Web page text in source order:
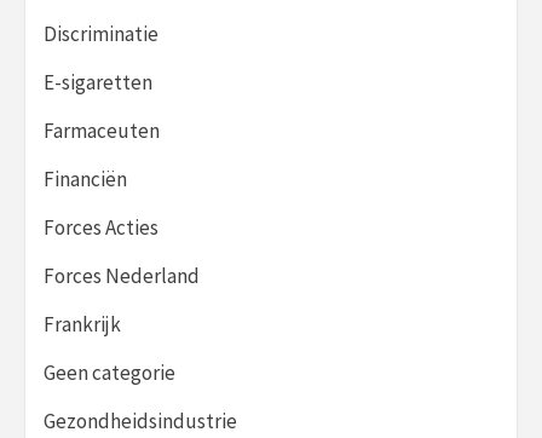
Discriminatie
E-sigaretten
Farmaceuten
Financiën
Forces Acties
Forces Nederland
Frankrijk
Geen categorie
Gezondheidsindustrie